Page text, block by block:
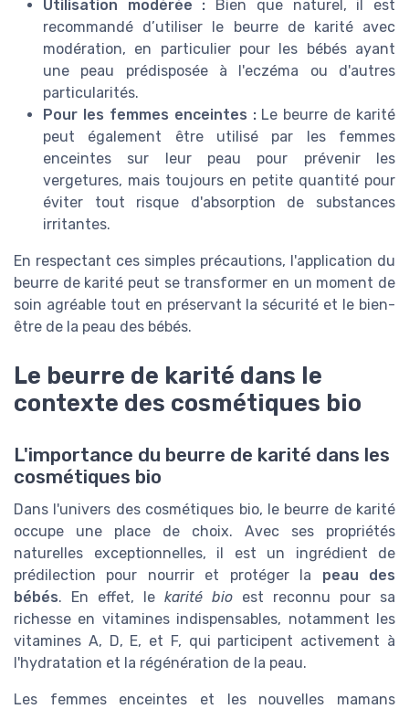
Utilisation modérée : Bien que naturel, il est
recommandé d’utiliser le beurre de karité avec
modération, en particulier pour les bébés ayant
une peau prédisposée à l'eczéma ou d'autres
particularités.
Pour les femmes enceintes :Le beurre de karité
peut également être utilisé par les femmes
enceintes sur leur peau pour prévenir les
vergetures, mais toujours en petite quantité pour
éviter tout risque d'absorption de substances
irritantes.
En respectant ces simples précautions, l'application du
beurre de karité peut se transformer en un moment de
soin agréable tout en préservant la sécurité et le bien-
être de la peau des bébés.
Le beurre de karité dans le
contexte des cosmétiques bio
L'importance du beurre de karité dans les
cosmétiques bio
Dans l'univers des cosmétiques bio, le beurre de karité
occupe une place de choix. Avec ses propriétés
naturelles exceptionnelles, il est un ingrédient de
prédilection pour nourrir et protéger la peau des
bébés. En effet, le karité bio est reconnu pour sa
richesse en vitamines indispensables, notamment les
vitamines A, D, E, et F, qui participent activement à
l'hydratation et la régénération de la peau.
Les femmes enceintes et les nouvelles mamans